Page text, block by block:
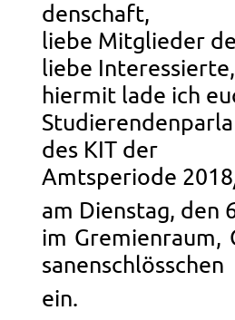
den­schaft,
liebe Mit­glie­der
liebe In­ter­es­sier­te,
hier­mit lade ich
des KIT der
Amts­pe­ri­ode
am Diens­tag, den
im Gre­mi­en­raum,
sa­nen­schlöss­chen
ein.